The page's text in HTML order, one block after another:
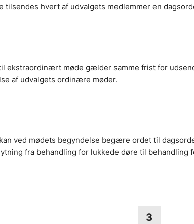
tilsendes hvert af udvalgets medlemmer en
ekstraordinært møde gælder samme frist for
af udvalgets ordinære møder.
ved mødets begyndelse begære ordet til
fra behandling for lukkede døre til behandling
3